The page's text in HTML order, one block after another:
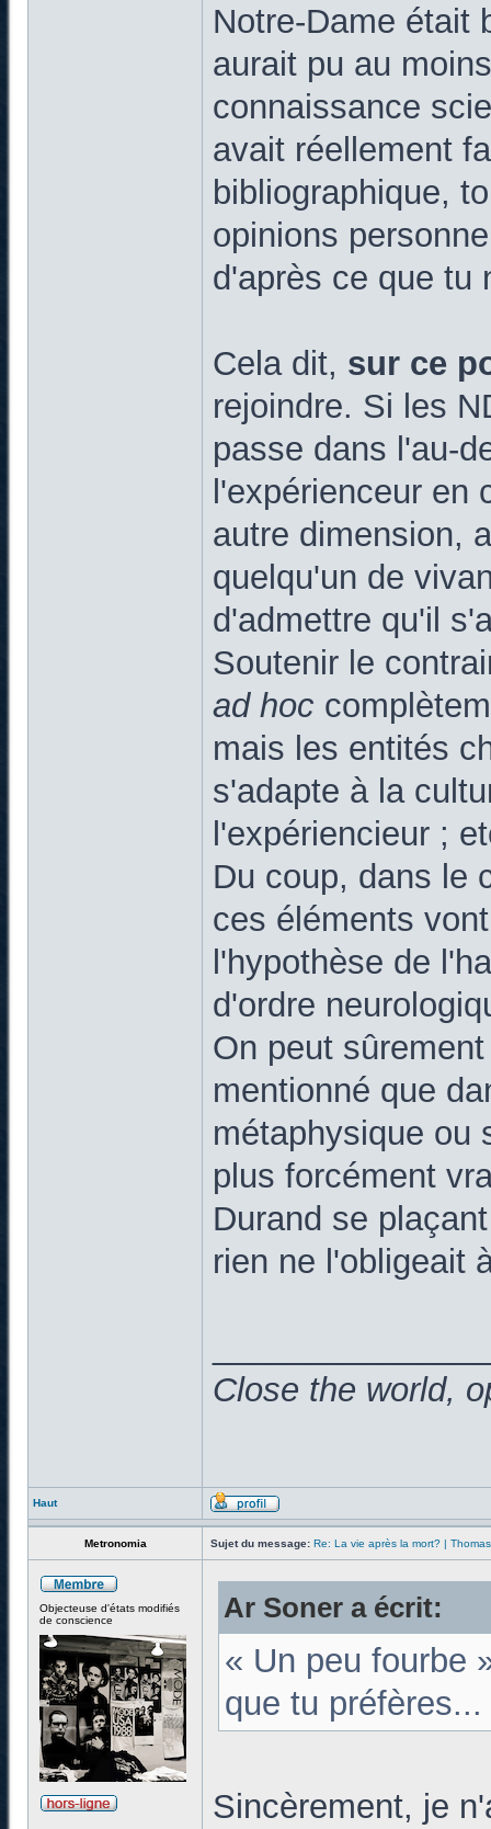
Notre-Dame était
aurait pu au
connaissance
avait réellement
bibliographique,
opinions
d'après ce que tu
Cela dit, sur ce
rejoindre. Si les
passe dans l'au-
l'expérienceur en
autre dimension,
quelqu'un de
d'admettre qu'il
Soutenir le
ad hoc
mais les entités
s'adapte à la
l'expériencieur ;
Du coup, dans le
ces éléments
l'hypothèse de
d'ordre
On peut
mentionné que
métaphysique ou
plus forcément
Durand se
rien ne l'obligeait
Close the world,
Haut
Metronomia Sujet du message: Re: La vie après la mort? |
Objecteuse d'états modifiés
de conscience
Ar Soner a écrit:
« Un peu fourbe
que tu préfères...
Sincèrement, je